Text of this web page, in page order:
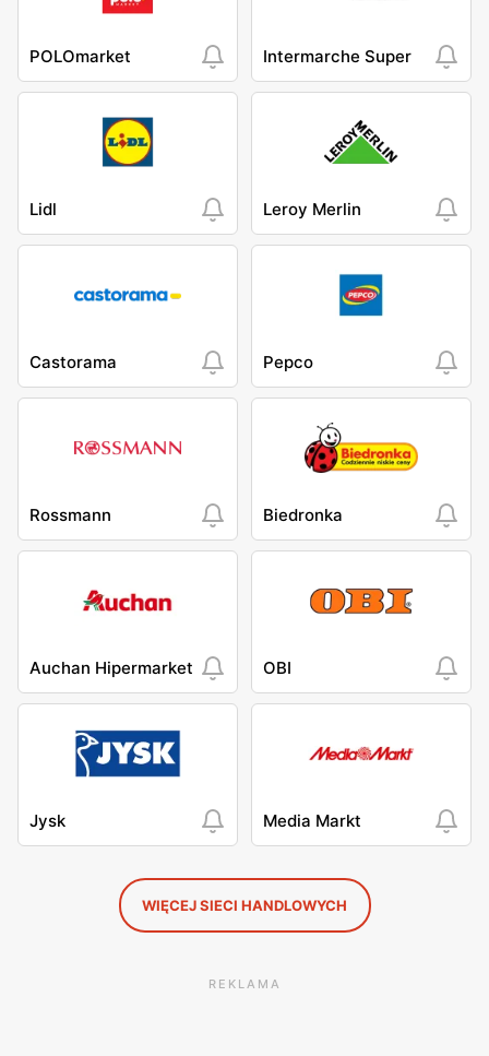
POLOmarket Intermarche Super
Lidl Leroy Merlin
Castorama Pepco
Rossmann Biedronka
Auchan Hipermarket OBI
Jysk Media Markt
WIĘCEJ SIECI HANDLOWYCH
REKLAMA